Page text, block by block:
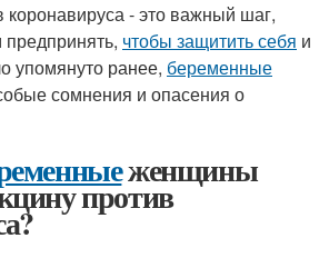
коронавируса - это важный шаг,
чтобы защитить себя и
упомянуто ранее, беременные
сомнения и опасения о
женщины
против